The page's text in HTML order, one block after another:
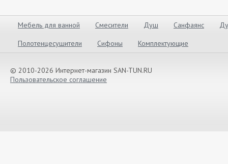
Мебель для ванной Смесители Душ Санфаянс
Полотенцесушители
Сифоны Комплектующие
© 2010-2026 Интернет-магазин SAN-TUN.RU
Пользовательское соглашение